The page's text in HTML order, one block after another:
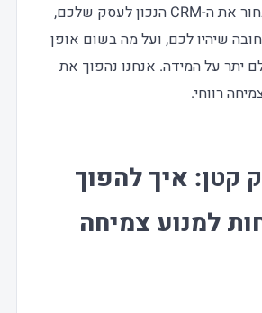
את האמת: איך לבחור את ה-CRM הנכון לעסק שלכם,
שיהיו לכם, ועל מה בשום אופן
יתר על המידה. אנחנו נהפוך את
רווחי.
: איך להפוך
למנוע צמיחה